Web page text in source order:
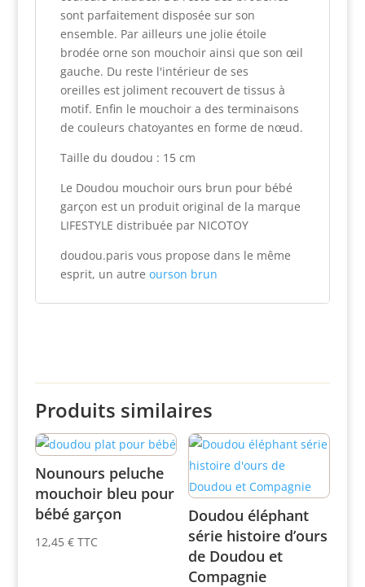
sont parfaitement disposée sur son
ensemble. Par ailleurs une jolie étoile
brodée orne son mouchoir ainsi que son œil
gauche. Du reste l'intérieur de ses
oreilles est joliment recouvert de tissus à
motif. Enfin le mouchoir a des terminaisons
de couleurs chatoyantes en forme de nœud.
Taille du doudou : 15 cm
Le Doudou mouchoir ours brun pour bébé
garçon est un produit original de la marque
LIFESTYLE distribuée par NICOTOY
doudou.paris vous propose dans le même
esprit, un autre ourson brun
Produits similaires
Nounours peluche
mouchoir bleu pour
bébé garçon
12,45 € TTC
Doudou éléphant
série histoire d’ours
de Doudou et
Compagnie